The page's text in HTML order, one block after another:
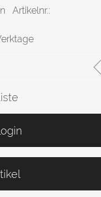
Artikelnr.: